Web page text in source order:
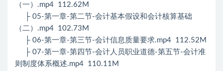
（一）.mp4 112.62M
├ 05-第一章-第二节-会计基本假设和会计核算基础
（二）.mp4 102.73M
├ 06-第一章-第三节-会计信息质量要求.mp4 112.52M
├ 07-第一章-第四节-会计人员职业道德-第五节-会计准
则制度体系概述.mp4 110.11M